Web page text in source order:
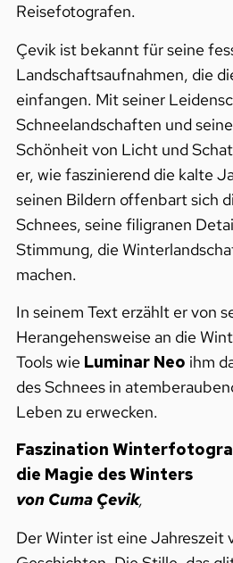
Reisefotografen.
Çevik ist bekannt für seine
Landschaftsaufnahmen, die
einfangen. Mit seiner
Schneelandschaften und
Schönheit von Licht und
er, wie faszinierend die kalte
seinen Bildern offenbart sich
Schnees, seine filigranen
Stimmung, die
machen.
In seinem Text erzählt er von
Herangehensweise an die
Tools wie Luminar Neo ihm
des Schnees in
Leben zu erwecken.
Faszination
die Magie des Winters
von Cuma Çevik,
Der Winter ist eine Jahreszeit